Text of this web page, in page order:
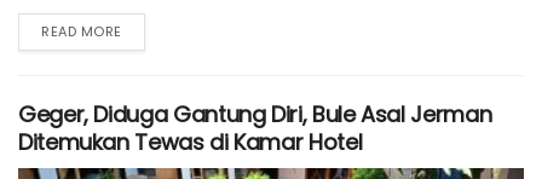
READ MORE
Geger, Diduga Gantung Diri, Bule Asal Jerman
Ditemukan Tewas di Kamar Hotel